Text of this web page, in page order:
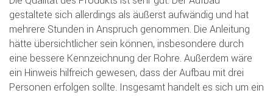
gestaltete sich allerdings als äußerst aufwändig und hat
mehrere Stunden in Anspruch genommen. Die Anleitung
hätte übersichtlicher sein können, insbesondere durch
eine bessere Kennzeichnung der Rohre. Außerdem wäre
ein Hinweis hilfreich gewesen, dass der Aufbau mit drei
Personen erfolgen sollte. Insgesamt handelt es sich um ein